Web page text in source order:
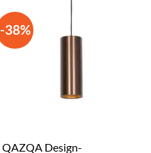
-38%
QAZQA Design-